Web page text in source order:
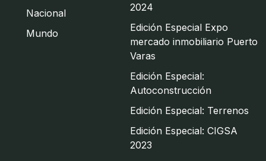
Nacional
Mundo
2024
Edición Especial Expo
mercado inmobiliario Puerto
Varas
Edición Especial:
Autoconstrucción
Edición Especial: Terrenos
Edición Especial: CIGSA
2023